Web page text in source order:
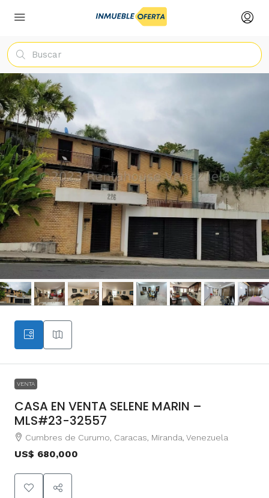
VENTA
CASA EN VENTA SELENE MARIN –
MLS#23-32557
Cumbres de Curumo, Caracas, Miranda, Venezuela
US$ 680,000